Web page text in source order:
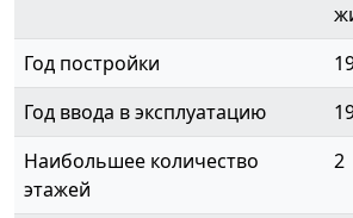
Год постройки
Год ввода в эксплуатацию
Наибольшее количество
этажей
2